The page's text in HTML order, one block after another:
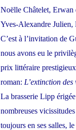
Noëlle Châtelet, Erwan
Yves-Alexandre
C’est à l’invitation de
nous avons eu le
prix littéraire
roman: L’extinction des
La brasserie Lipp
nombreuses
toujours en ses salles,